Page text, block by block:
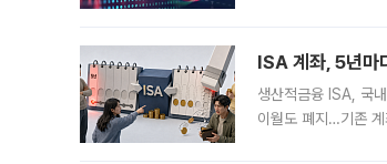
ISA 계좌, 5년마
생산적금융 ISA, 국
이월도 폐지…기존